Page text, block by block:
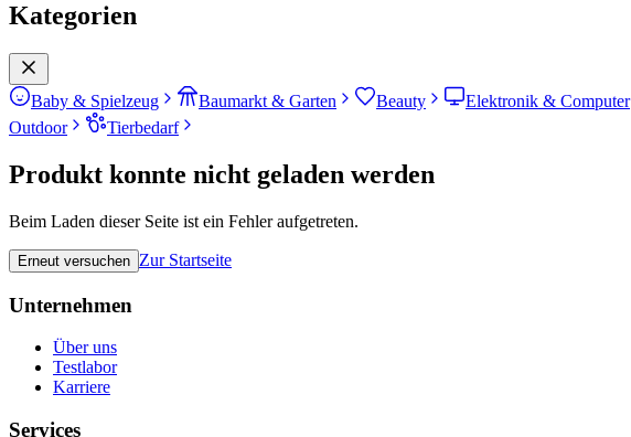
Kategorien
Baby & Spielzeug Baumarkt & Garten Beauty Elektronik & Computer
Outdoor
Tierbedarf
Produkt konnte nicht geladen werden
Beim Laden dieser Seite ist ein Fehler aufgetreten.
Erneut versuchen Zur Startseite
Unternehmen
Über uns
Testlabor
Karriere
Services